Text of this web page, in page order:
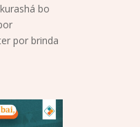
bo
por brinda